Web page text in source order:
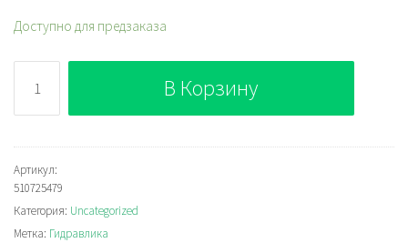
Доступно для предзаказа
Bosch
Rexroth
AZPF-
22-
022LPR20PB
Шестерёнчатый
В Корзину
Артикул:
510725479
Категория: Uncategorized
Метка: Гидравлика